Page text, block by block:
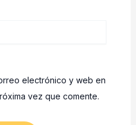
electrónico y web en
vez que comente.